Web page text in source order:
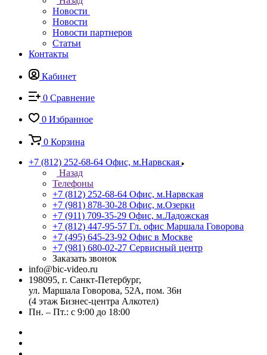
Новости
Новости
Новости партнеров
Статьи
Контакты
Кабинет
0 Сравнение
0 Избранное
0 Корзина
+7 (812) 252-68-64 Офис, м.Нарвская
Назад
Телефоны
+7 (812) 252-68-64 Офис, м.Нарвская
+7 (981) 878-30-28 Офис, м.Озерки
+7 (911) 709-35-29 Офис, м.Ладожская
+7 (812) 447-95-57 Гл. офис Маршала Говорова
+7 (495) 645-23-92 Офис в Москве
+7 (981) 680-02-27 Сервисный центр
Заказать звонок
info@bic-video.ru
198095, г. Санкт-Петербург,
ул. Маршала Говорова, 52А, пом. 36н
(4 этаж Бизнес-центра Алкотел)
Пн. – Пт.: с 9:00 до 18:00